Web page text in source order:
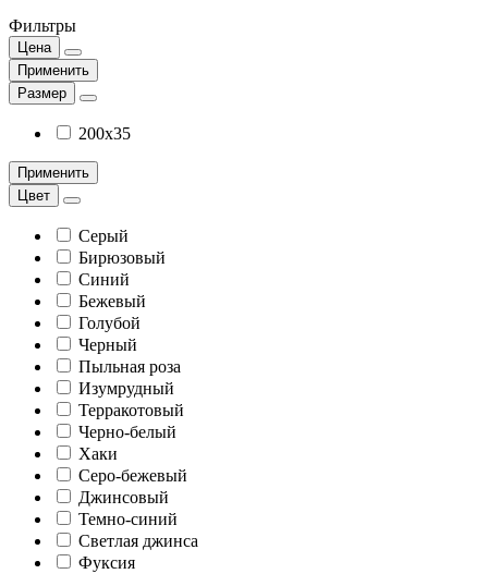
Фильтры
Цена
Применить
Размер
200x35
Применить
Цвет
Серый
Бирюзовый
Синий
Бежевый
Голубой
Черный
Пыльная роза
Изумрудный
Терракотовый
Черно-белый
Хаки
Серо-бежевый
Джинсовый
Темно-синий
Светлая джинса
Фуксия